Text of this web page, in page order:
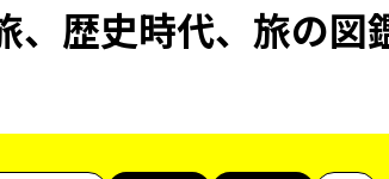
、歴史時代、旅の図